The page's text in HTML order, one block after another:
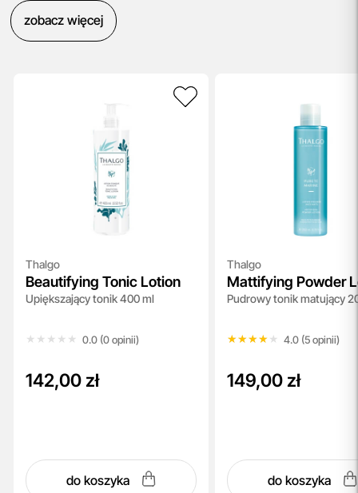
zobacz więcej
Thalgo
Beautifying Tonic Lotion
Upiększający tonik 400 ml
★★★★★
★★★★★ 0.0 (0 opinii)
142,00 zł
do koszyka
Thalgo
Mattifying Powder
Pudrowy tonik matujący
★★★★★
★★★★★ 4.0 (5 opinii)
149,00 zł
do koszyka